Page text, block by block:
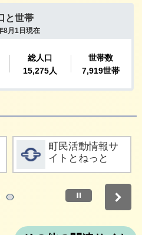
詳細をみる
町民活動情報サ
イトとねっと
停止